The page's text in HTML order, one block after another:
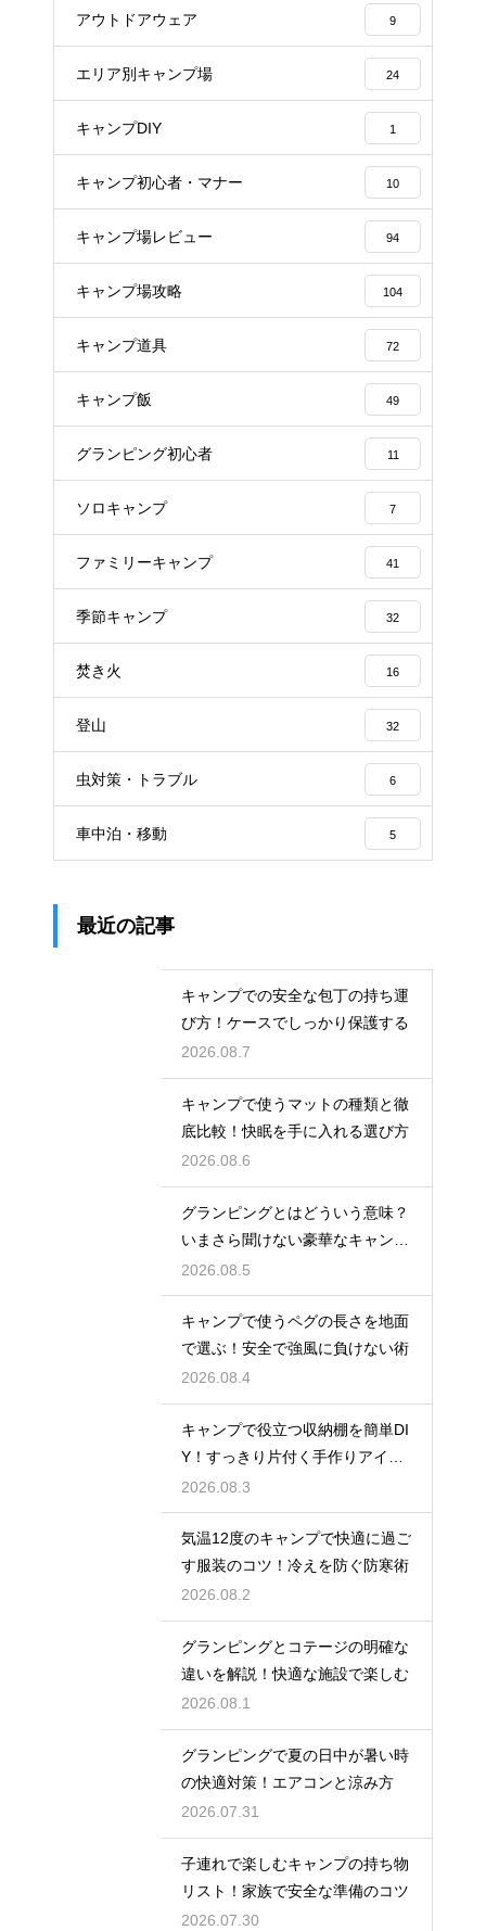
アウトドアウェア 9
エリア別キャンプ場 24
キャンプDIY 1
キャンプ初心者・マナー 10
キャンプ場レビュー 94
キャンプ場攻略 104
キャンプ道具 72
キャンプ飯 49
グランピング初心者 11
ソロキャンプ 7
ファミリーキャンプ 41
季節キャンプ 32
焚き火 16
登山 32
虫対策・トラブル 6
車中泊・移動 5
最近の記事
キャンプでの安全な包丁の持ち運
び方！ケースでしっかり保護する
2026.08.7
キャンプで使うマットの種類と徹
底比較！快眠を手に入れる選び方
2026.08.6
グランピングとはどういう意味？
いまさら聞けない豪華なキャンプ
術
2026.08.5
キャンプで使うペグの長さを地面
で選ぶ！安全で強風に負けない術
2026.08.4
キャンプで役立つ収納棚を簡単DI
Y！すっきり片付く手作りアイデ
ア
2026.08.3
気温12度のキャンプで快適に過ご
す服装のコツ！冷えを防ぐ防寒術
2026.08.2
グランピングとコテージの明確な
違いを解説！快適な施設で楽しむ
2026.08.1
グランピングで夏の日中が暑い時
の快適対策！エアコンと涼み方
2026.07.31
子連れで楽しむキャンプの持ち物
リスト！家族で安全な準備のコツ
2026.07.30